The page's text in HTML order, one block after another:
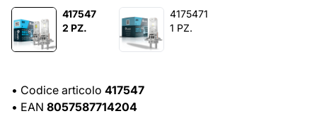
417547
2 PZ.
4175471
1 PZ.
• Codice articolo 417547
• EAN 8057587714204